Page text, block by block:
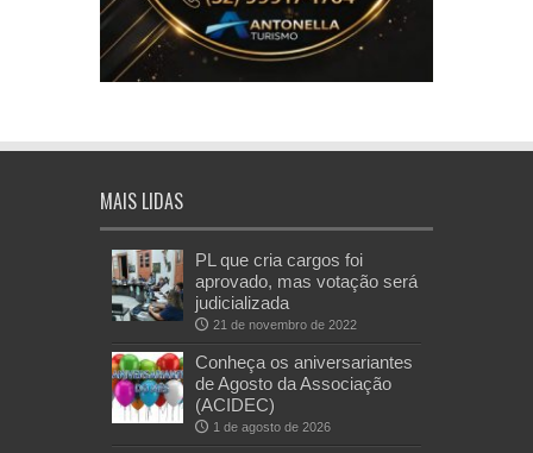
MAIS LIDAS
PL que cria cargos foi
aprovado, mas votação será
judicializada
21 de novembro de 2022
Conheça os aniversariantes
de Agosto da Associação
(ACIDEC)
1 de agosto de 2026